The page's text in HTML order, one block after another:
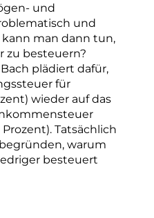
und
und
man dann tun,
zu besteuern?
plädiert dafür,
für
wieder auf das
Tatsächlich
warum
besteuert